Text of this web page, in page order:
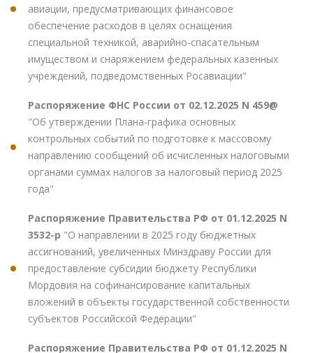
авиации, предусматривающих финансовое
обеспечение расходов в целях оснащения
специальной техникой, аварийно-спасательным
имуществом и снаряжением федеральных казенных
учреждений, подведомственных Росавиации"
Распоряжение ФНС России от 02.12.2025 N 459@
"Об утверждении Плана-графика основных
контрольных событий по подготовке к массовому
направлению сообщений об исчисленных налоговыми
органами суммах налогов за налоговый период 2025
года"
Распоряжение Правительства РФ от 01.12.2025 N
3532-р "О направлении в 2025 году бюджетных
ассигнований, увеличенных Минздраву России для
предоставление субсидии бюджету Республики
Мордовия на софинансирование капитальных
вложений в объекты государственной собственности
субъектов Российской Федерации"
Распоряжение Правительства РФ от 01.12.2025 N